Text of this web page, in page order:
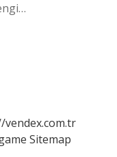
vendex.com.tr
Sitemap